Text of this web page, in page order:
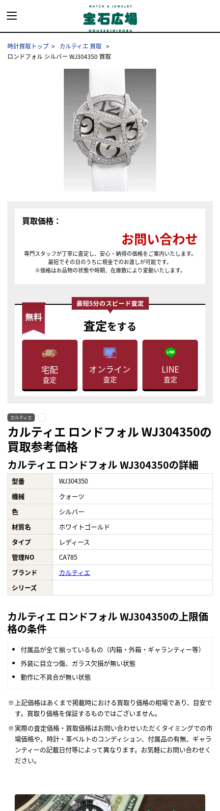
時計買取トップ
カルティエ 買取
ロンドフォル シルバー WJ304350 買取
買取価格：
お問い合わせ
専門スタッフが丁寧に査定し、安心・納得の価格をご案内いたします。
最短でその日のうちに現金でのお渡しが可能です。
※価格はお品物の状態や時期、在庫数により変動いたします。
査定をする
宅配
査定
オンライン
査定
LINE
査定
カルティエ
カルティエ ロンドフォル WJ304350の
買取参考価格
カルティエ ロンドフォル WJ304350の詳細
型番
WJ304350
機械
クォーツ
色
シルバー
材質名
ホワイトゴールド
タイプ
レディース
管理NO
CA785
ブランド
カルティエ
シリーズ
カルティエ ロンドフォル WJ304350の上限価
格の条件
付属品が全て揃っているもの（内箱・外箱・ギャランティー等）
外装に目立つ傷、ガラス欠損が無い状態
動作に不具合が無い状態
上記価格はあくまで掲載時における買取り価格の相場であり、目安で
す。買取り価格を保証するものではございません。
実際の査定価格・買取価格はお問い合わせいただくタイミングでの市
場価格や、時計・革ベルトのコンディション、付属品の有無、ギャラ
ンティーの記載日付等によって異なります。お気軽にお問い合わせく
ださい。